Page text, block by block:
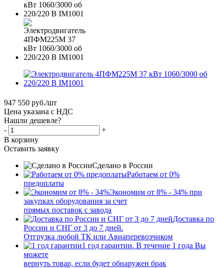
947 550 руб./шт
Цена указана с НДС
Нашли дешевле?
-
+
В корзину
Оставить заявку
Сделано в России
Работаем от 0%
предоплаты
Экономим от 8% - 34% при
закупках оборудования за счет
прямых поставок с завода
Доставка по
России и СНГ от 3 до 7 дней.
Отгрузка любой ТК или Авиаперевозчиком
1 год гарантии. В течение 1 года Вы
можете
вернуть товар, если будет обнаружен брак